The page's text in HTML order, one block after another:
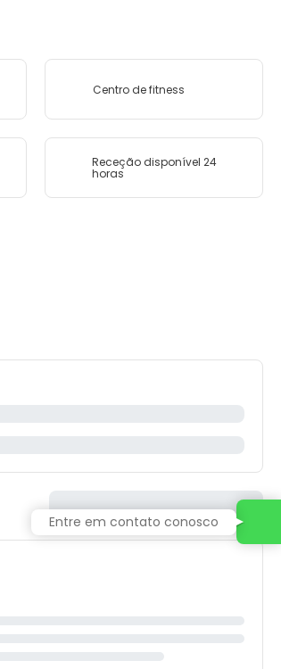
Centro de fitness
Receção disponível 24
horas
Entre em contato conosco